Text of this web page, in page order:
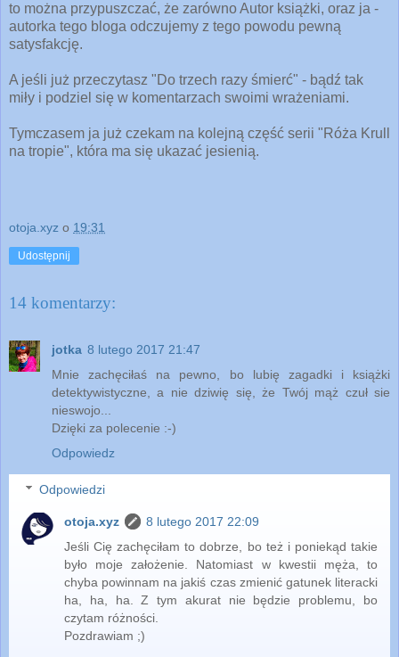
to można przypuszczać, że zarówno Autor książki, oraz ja -
autorka tego bloga odczujemy z tego powodu pewną
satysfakcję.
A jeśli już przeczytasz "Do trzech razy śmierć" - bądź tak
miły i podziel się w komentarzach swoimi wrażeniami.
Tymczasem ja już czekam na kolejną część serii "Róża Krull
na tropie", która ma się ukazać jesienią.
otoja.xyz o 19:31
Udostępnij
14 komentarzy:
jotka 8 lutego 2017 21:47
Mnie zachęciłaś na pewno, bo lubię zagadki i książki
detektywistyczne, a nie dziwię się, że Twój mąż czuł sie
nieswojo...
Dzięki za polecenie :-)
Odpowiedz
Odpowiedzi
otoja.xyz
8 lutego 2017 22:09
Jeśli Cię zachęciłam to dobrze, bo też i poniekąd takie
było moje założenie. Natomiast w kwestii męża, to
chyba powinnam na jakiś czas zmienić gatunek literacki
ha, ha, ha. Z tym akurat nie będzie problemu, bo
czytam różności.
Pozdrawiam ;)